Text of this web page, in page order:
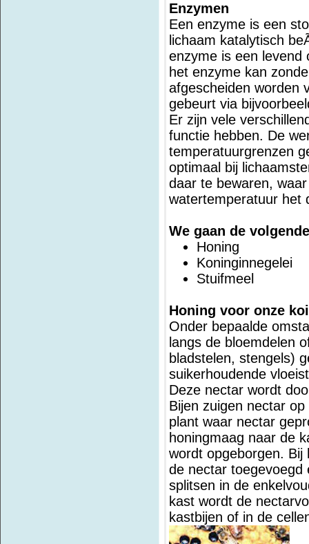
Enzymen
Een enzyme is een
lichaam katalytisch
enzyme is een levend
het enzyme kan
afgescheiden worden
gebeurt via
Er zijn vele
functie hebben. De
temperatuurgrenzen
optimaal bij
daar te bewaren,
watertemperatuur het
We gaan de
Honing
Koninginnegelei
Stuifmeel
Honing voor onze
Onder bepaalde
langs de bloemdelen
bladstelen, stengels)
suikerhoudende
Deze nectar wordt
Bijen zuigen nectar
plant waar nectar
honingmaag naar de
wordt opgeborgen.
de nectar toegevoegd
splitsen in de
kast wordt de
kastbijen of in de